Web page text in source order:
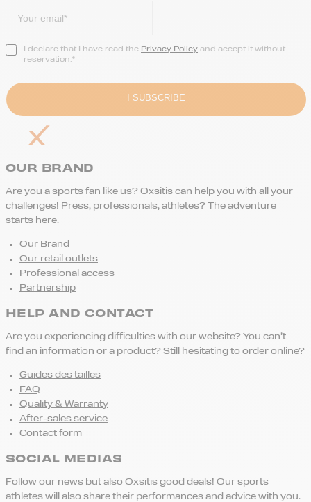
I declare that I have read the Privacy Policy and accept it without
reservation.*
OUR BRAND
Are you a sports fan like us? Oxsitis can help you with all your
challenges! Press, professionals, athletes? The adventure
starts here.
Our Brand
Our retail outlets
Professional access
Partnership
HELP AND CONTACT
Are you experiencing difficulties with our website? You can’t
find an information or a product? Still hesitating to order online?
Guides des tailles
FAQ
Quality & Warranty
After-sales service
Contact form
SOCIAL MEDIAS
Follow our news but also Oxsitis good deals! Our sports
athletes will also share their performances and advice with you.